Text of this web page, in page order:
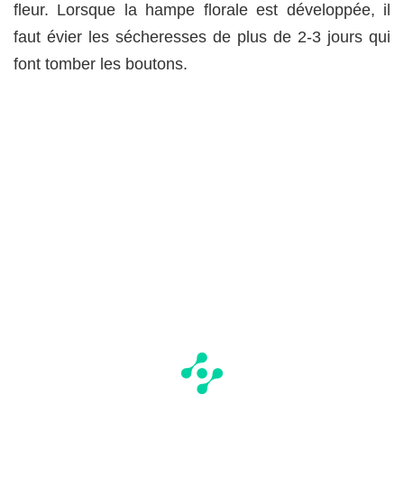
fleur. Lorsque la hampe florale est développée, il
faut évier les sécheresses de plus de 2-3 jours qui
font tomber les boutons.